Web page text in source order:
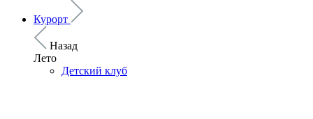
Курорт
Назад
Лето
Детский клуб